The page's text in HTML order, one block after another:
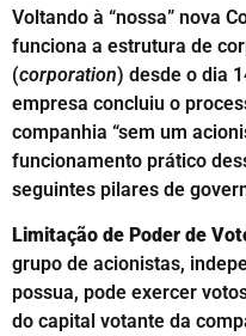
Voltando à “nossa” nova
funciona a estrutura de
(corporation) desde o dia
empresa concluiu o
companhia “sem um
funcionamento prático
seguintes pilares de
Limitação de Poder de
grupo de acionistas,
possua, pode exercer
do capital votante da